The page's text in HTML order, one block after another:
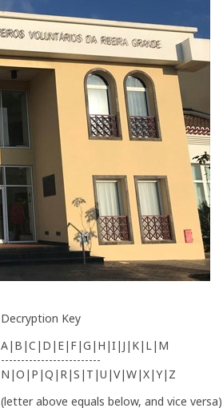
Decryption Key
A|B|C|D|E|F|G|H|I|J|K|L|M
-------------------------
N|O|P|Q|R|S|T|U|V|W|X|Y|Z
(letter above equals below, and vice versa)